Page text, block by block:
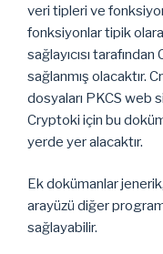
veri tipleri ve
fonksiyonlar tipik
sağlayıcısı
sağlanmış olacaktır.
dosyaları PKCS web
Cryptoki için bu
yerde yer alacaktır.
Ek dokümanlar
arayüzü diğer
sağlayabilir.